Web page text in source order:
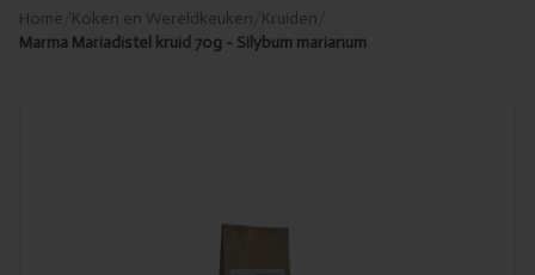
Home Koken en Wereldkeuken Kruiden
Marma Mariadistel kruid 70g - Silybum marianum